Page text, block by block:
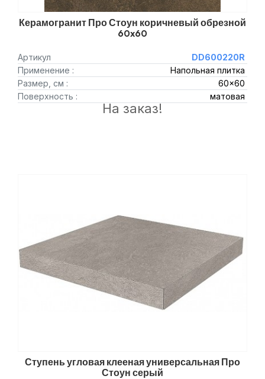
Керамогранит Про Стоун коричневый обрезной
60x60
Артикул
DD600220R
Применение :
Напольная плитка
Размер, см :
60x60
Поверхность :
матовая
На заказ!
Ступень угловая клееная универсальная Про
Стоун серый